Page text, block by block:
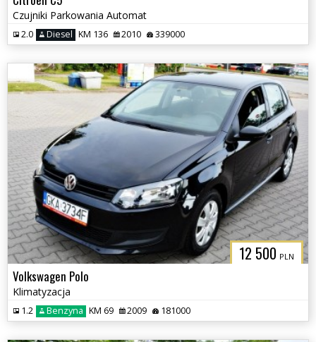
Czujniki Parkowania Automat
2.0 Diesel KM 136 2010 339000
12 500 PLN
Volkswagen Polo
Klimatyzacja
1.2 Benzyna KM 69 2009 181000